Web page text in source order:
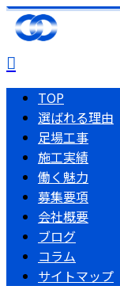
TOP
選ばれる理由
足場工事
施工実績
働く魅力
募集要項
会社概要
ブログ
コラム
サイトマップ